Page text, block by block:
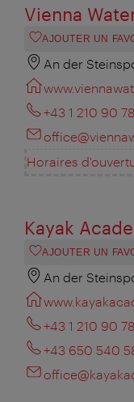
Vienna
AJOUTER UN
An der
+43 1 210 90 78
Horaires
Kayak
AJOUTER UN
An der
+43 1 210 90 78
+43 650 540